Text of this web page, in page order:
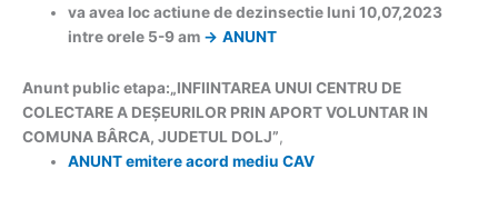
va avea loc actiune de dezinsectie luni 10,07,2023
intre orele 5-9 am -> ANUNT
Anunt public etapa:„INFIINTAREA UNUI CENTRU DE
COLECTARE A DEȘEURILOR PRIN APORT VOLUNTAR IN
COMUNA BÂRCA, JUDETUL DOLJ”,
ANUNT emitere acord mediu CAV